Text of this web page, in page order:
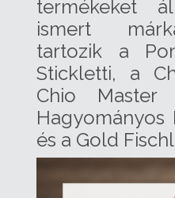
termékeket
ismert
tartozik a
Stickletti, a
Chio
Hagyományos
és a Gold